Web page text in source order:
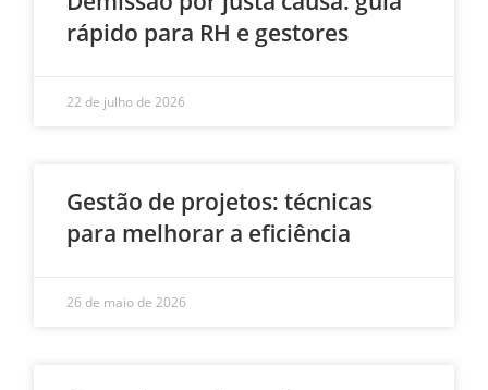
rápido para RH e gestores
22 de julho de 2026
Gestão de projetos: técnicas
para melhorar a eficiência
26 de maio de 2026